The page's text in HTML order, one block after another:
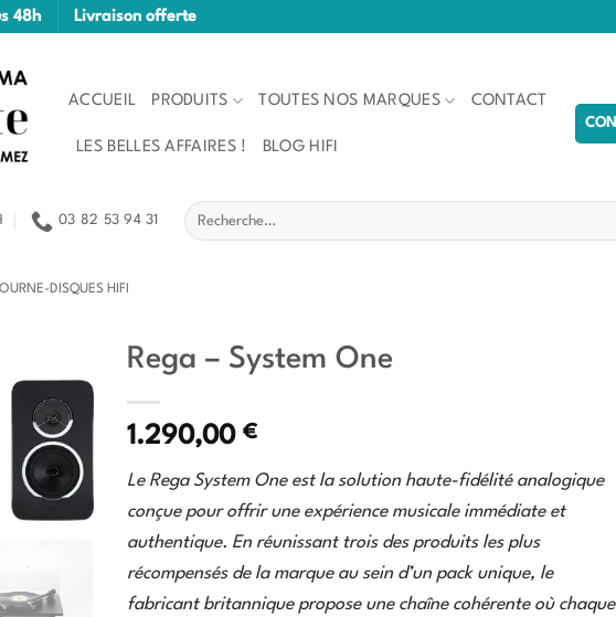
48h Livraison offerte
ACCUEIL PRODUITS TOUTES NOS MARQUES CONTACT
LES BELLES AFFAIRES ! BLOG HIFI
03 82 53 94 31
Recherche
pour :
DISQUES HIFI
Rega – System One
1.290,00 €
Le Rega System One est la solution haute-fidélité analogique
conçue pour offrir une expérience musicale immédiate et
authentique. En réunissant trois des produits les plus
récompensés de la marque au sein d’un pack unique, le
fabricant britannique propose une chaîne cohérente où chaque